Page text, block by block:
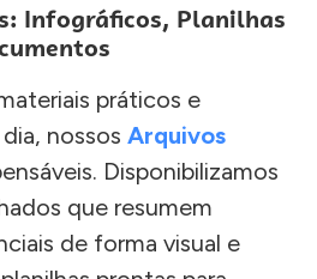
Infográficos, Planilhas
práticos e
nossos Arquivos
Disponibilizamos
que resumem
de forma visual e